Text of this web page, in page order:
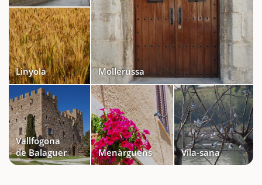
Linyola Mollerussa
Vallfogona
de Balaguer
Menàrguens Vila-sana